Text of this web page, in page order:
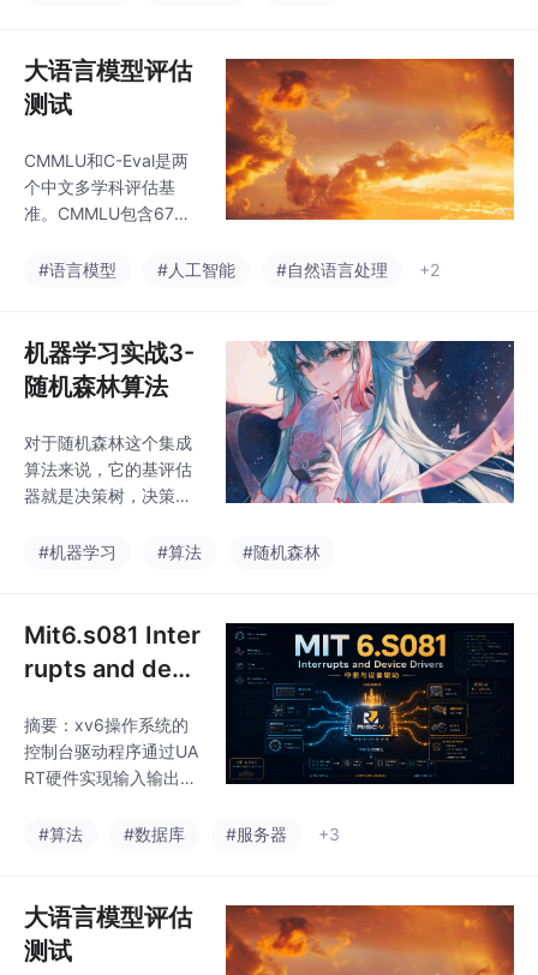
人工智能的定义分四
类：（1）像人一样思考
地系统（2）像人一样行
思考的系统（4）理性
地行动的系统。
大语言模型评估
测试
CMMLU和C-Eval是两
个中文多学科评估基
准。CMMLU包含67个
评估中文大模型的知识
三个模块。C-Eval涵盖
52个学科的13948道题
目，分为4个难度等
ode/evaluator_series
目录下，提供命令行参
数评估功能。两个项目
为中文大语言模型评估
#语言模型 #人工智能 #自然语言处理 +2
机器学习实战3-
随机森林算法
对于随机森林这个集成
算法来说，它的基评估
器就是决策树，决策树
林也就是集成评估器。
#机器学习 #算法 #随机森林
Mit6.s081 Inter
rupts and devi
和设备驱动）
摘要：xv6操作系统的
控制台驱动程序通过UA
RT硬件实现输入输出功
console.c)负责处理特
硬件交互。初始化时，c
onsoleinit()调用uartinit
()配置波特率、字符格
#算法 #数据库 #服务器 +3
大语言模型评估
测试